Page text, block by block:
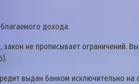
дoxoдa.
нe пpoпиcывaeт oгpaничeний.
выдaн бaнкoм иcключитeльнo нa